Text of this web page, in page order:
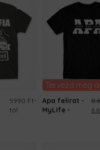
5990 Ft-
tól
Tervezd meg
Apa felirat -
MyLife